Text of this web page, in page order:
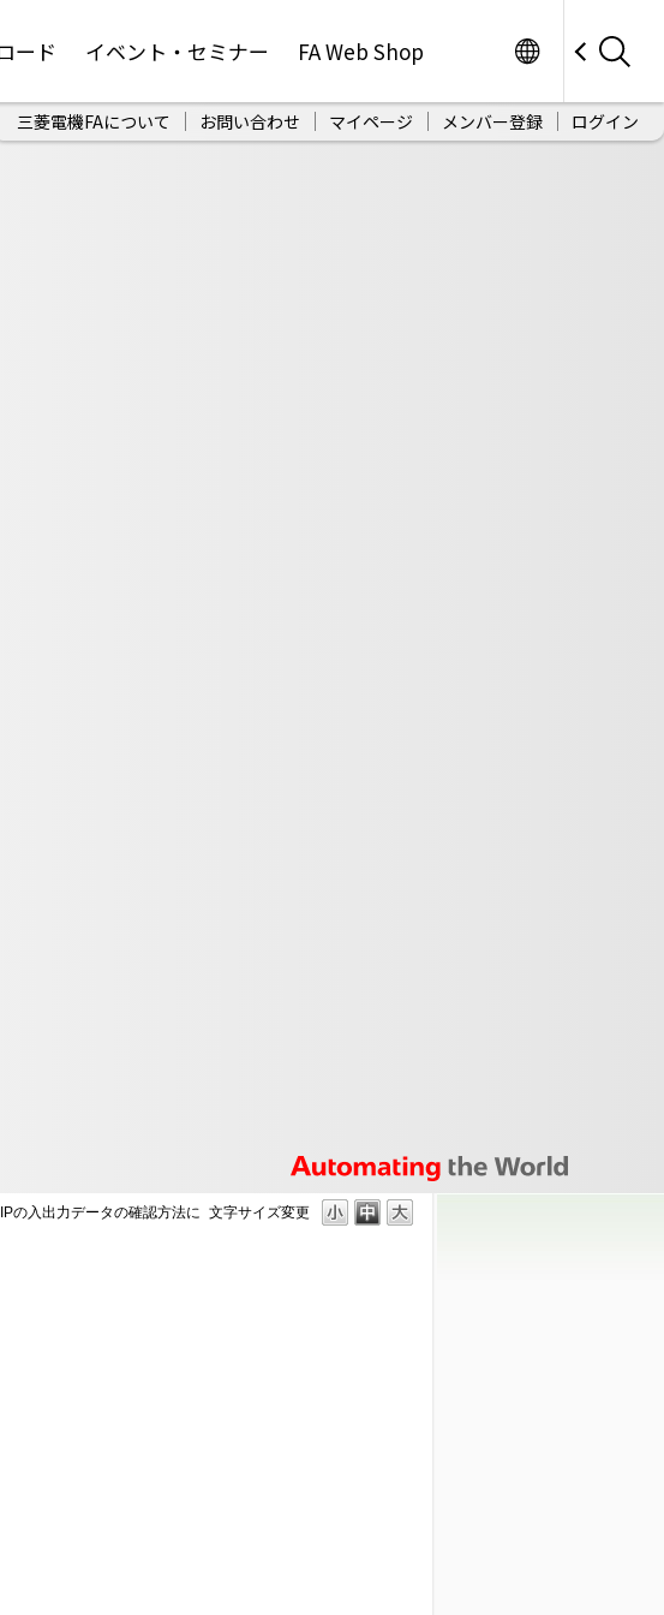
ード イベント・セミナー FA Web Shop
三菱電機FAについて お問い合わせ マイページ メンバー登録 ログイン
文字サイズ変更
の入出力データの確認方法に